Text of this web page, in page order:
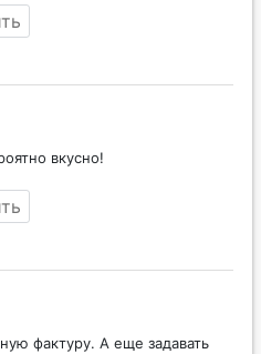
вкусно!
фактуру. А еще задавать